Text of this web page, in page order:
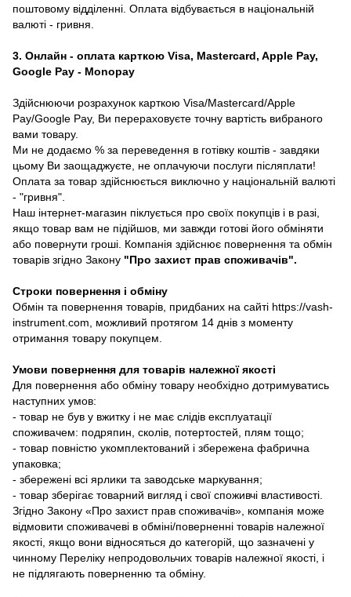
поштовому відділенні. Оплата відбувається в національній
валюті - гривня.
3. Онлайн - оплата карткою Visa, Mastercard, Apple Pay,
Google Pay - Monopay
Здійснюючи розрахунок карткою Visa/Mastercard/Apple
Pay/Google Pay, Ви перераховуєте точну вартість вибраного
вами товару.
Ми не додаємо % за переведення в готівку коштів - завдяки
цьому Ви заощаджуєте, не оплачуючи послуги післяплати!
Оплата за товар здійснюється виключно у національній валюті
- "гривня".
Наш інтернет-магазин піклується про своїх покупців і в разі,
якщо товар вам не підійшов, ми завжди готові його обміняти
або повернути гроші. Компанія здійснює повернення та обмін
товарів згідно Закону "Про захист прав споживачів".
Строки повернення і обміну
Обмін та повернення товарів, придбаних на сайті https://vash-
instrument.com, можливий протягом 14 днів з моменту
отримання товару покупцем.
Умови повернення для товарів належної якості
Для повернення або обміну товару необхідно дотримуватись
наступних умов:
- товар не був у вжитку і не має слідів експлуатації
споживачем: подряпин, сколів, потертостей, плям тощо;
- товар повністю укомплектований і збережена фабрична
упаковка;
- збережені всі ярлики та заводське маркування;
- товар зберігає товарний вигляд і свої споживчі властивості.
Згідно Закону «Про захист прав споживачів», компанія може
відмовити споживачеві в обміні/поверненні товарів належної
якості, якщо вони відносяться до категорій, що зазначені у
чинному Переліку непродовольчих товарів належної якості, і
не підлягають поверненню та обміну.